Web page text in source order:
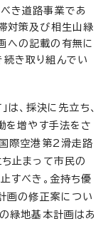
き道路事業であ
対策及び相生山緑
への記載の有無に
続き取り組んでい
、採決に先立ち、
を増やす手法をさ
際空港第2滑走路
止まって市民の
すべき。金持ち優
画の修正案につい
緑地基本計画はあ